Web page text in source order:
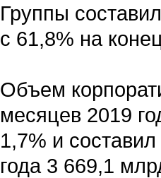
Группы
с 61,8% на
Объем
месяцев 2019
1,7% и
года 3 669,1